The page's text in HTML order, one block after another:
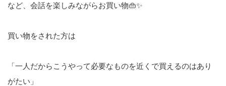
など、会話を楽しみながらお買い物👜✨
買い物をされた方は
「一人だからこうやって必要なものを近くで買えるのはあり
がたい」